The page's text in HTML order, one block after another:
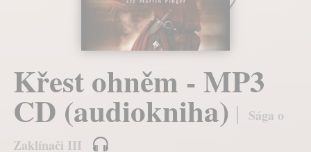
Křest ohněm - MP3
CD (audiokniha)
Sága o
Zaklínači III